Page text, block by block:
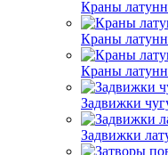
Краны
Краны
Краны
Задвижки
Задвижки